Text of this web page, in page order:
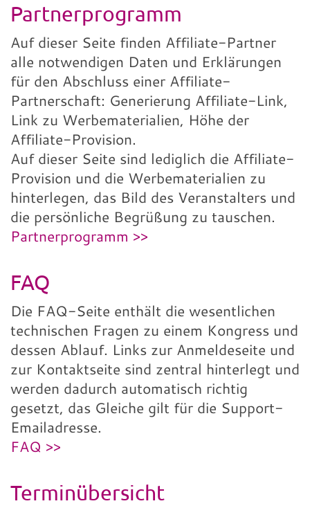
Partnerprogramm
Auf dieser Seite finden Affiliate-Partner
alle notwendigen Daten und Erklärungen
für den Abschluss einer Affiliate-
Partnerschaft: Generierung Affiliate-Link,
Link zu Werbematerialien, Höhe der
Affiliate-Provision.
Auf dieser Seite sind lediglich die Affiliate-
Provision und die Werbematerialien zu
hinterlegen, das Bild des Veranstalters und
die persönliche Begrüßung zu tauschen.
Partnerprogramm >>
FAQ
Die FAQ-Seite enthält die wesentlichen
technischen Fragen zu einem Kongress und
dessen Ablauf. Links zur Anmeldeseite und
zur Kontaktseite sind zentral hinterlegt und
werden dadurch automatisch richtig
gesetzt, das Gleiche gilt für die Support-
Emailadresse.
FAQ >>
Terminübersicht